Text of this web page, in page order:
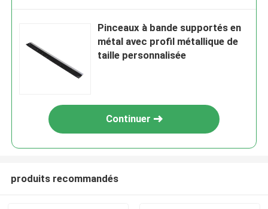
Pinceaux à bande supportés en
métal avec profil métallique de
taille personnalisée
Continuer
produits recommandés